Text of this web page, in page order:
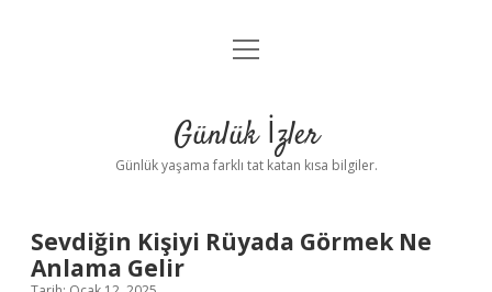
Anasayfa
Yasal Uyarı
menüyü
Günlük İzler
Günlük yaşama farklı tat katan kısa bilgiler.
Sevdiğin Kişiyi Rüyada Görmek Ne
Anlama Gelir